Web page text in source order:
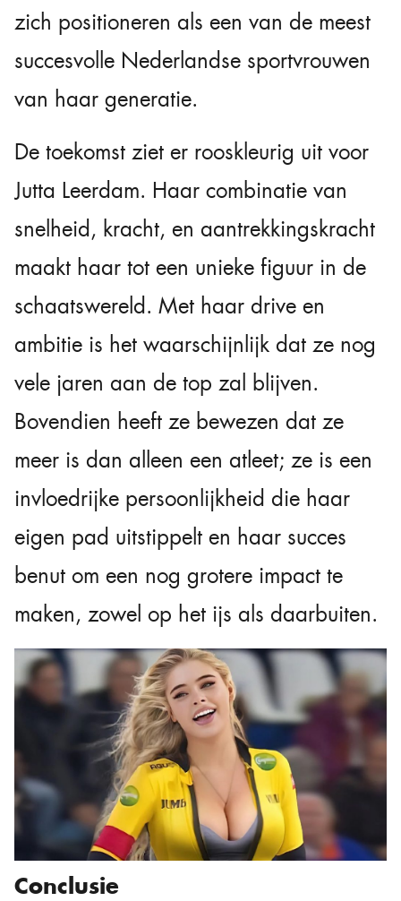
zich positioneren als een van de meest
succesvolle Nederlandse sportvrouwen
van haar generatie.
De toekomst ziet er rooskleurig uit voor
Jutta Leerdam. Haar combinatie van
snelheid, kracht, en aantrekkingskracht
maakt haar tot een unieke figuur in de
schaatswereld. Met haar drive en
ambitie is het waarschijnlijk dat ze nog
vele jaren aan de top zal blijven.
Bovendien heeft ze bewezen dat ze
meer is dan alleen een atleet; ze is een
invloedrijke persoonlijkheid die haar
eigen pad uitstippelt en haar succes
benut om een nog grotere impact te
maken, zowel op het ijs als daarbuiten.
Conclusie